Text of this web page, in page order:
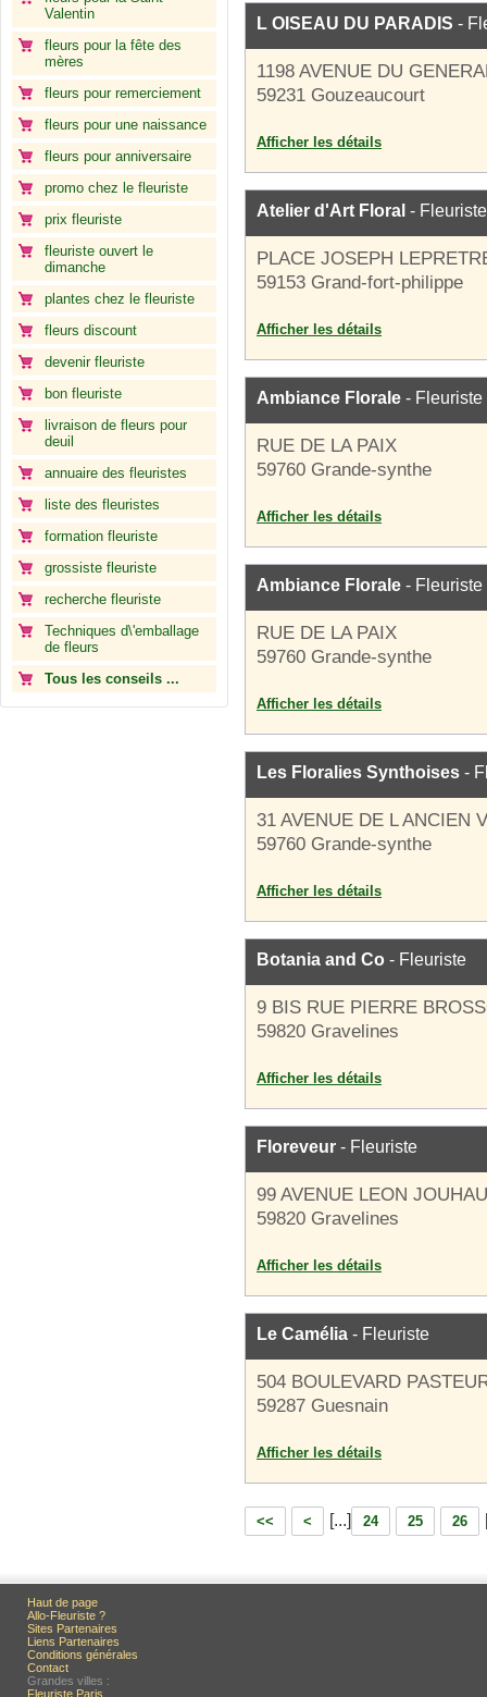
Valentin
fleurs pour la fête des
mères
fleurs pour remerciement
fleurs pour une naissance
fleurs pour anniversaire
promo chez le fleuriste
prix fleuriste
fleuriste ouvert le
dimanche
plantes chez le fleuriste
fleurs discount
devenir fleuriste
bon fleuriste
livraison de fleurs pour
deuil
annuaire des fleuristes
liste des fleuristes
formation fleuriste
grossiste fleuriste
recherche fleuriste
Techniques d\'emballage
de fleurs
Tous les conseils ...
L OISEAU DU PARADIS -
1198 AVENUE DU
59231 Gouzeaucourt
Afficher les détails
Atelier d'Art Floral - Fleuriste
PLACE JOSEPH
59153 Grand-fort-philippe
Afficher les détails
Ambiance Florale - Fleuriste
RUE DE LA PAIX
59760 Grande-synthe
Afficher les détails
Ambiance Florale - Fleuriste
RUE DE LA PAIX
59760 Grande-synthe
Afficher les détails
Les Floralies Synthoises -
31 AVENUE DE L ANCIEN
59760 Grande-synthe
Afficher les détails
Botania and Co - Fleuriste
9 BIS RUE PIERRE
59820 Gravelines
Afficher les détails
Floreveur - Fleuriste
99 AVENUE LEON
59820 Gravelines
Afficher les détails
Le Camélia - Fleuriste
504 BOULEVARD
59287 Guesnain
Afficher les détails
<< < [...] 24 25 26
Haut de page
Allo-Fleuriste ?
Sites Partenaires
Liens Partenaires
Conditions générales
Contact
Grandes villes :
Fleuriste Paris